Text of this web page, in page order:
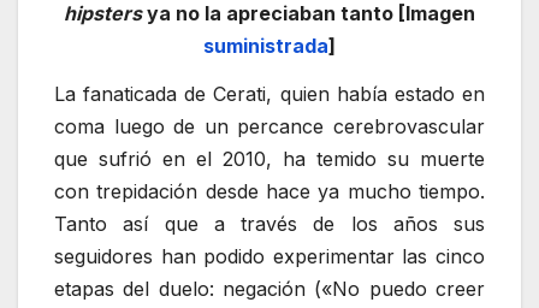
hipstersya no la apreciaban tanto [Imagen
suministrada]
La fanaticada de Cerati, quien había estado en
coma luego de un percance cerebrovascular
que sufrió en el 2010, ha temido su muerte
con trepidación desde hace ya mucho tiempo.
Tanto así que a través de los años sus
seguidores han podido experimentar las cinco
etapas del duelo: negación («No puedo creer